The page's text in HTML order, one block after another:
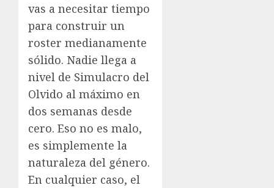
vas a necesitar tiempo
para construir un
roster medianamente
sólido. Nadie llega a
nivel de Simulacro del
Olvido al máximo en
dos semanas desde
cero. Eso no es malo,
es simplemente la
naturaleza del género.
En cualquier caso, el